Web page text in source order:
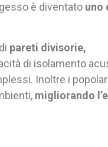
è diventato uno
pareti divisorie,
di isolamento
Inoltre i
migliorando